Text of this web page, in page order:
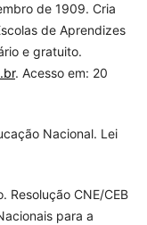
de 1909. Cria
de Aprendizes
e gratuito.
. Acesso em: 20
Nacional. Lei
Resolução CNE/CEB
para a